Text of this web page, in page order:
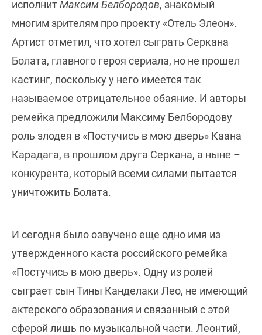
исполнитМаксим Белбородов, знакомый
многим зрителям про проекту «Отель Элеон».
Артист отметил, что хотел сыграть Серкана
Болата, главного героя сериала, но не прошел
кастинг, поскольку у него имеется так
называемое отрицательное обаяние. И авторы
ремейка предложили Максиму Белбородову
роль злодея в «Постучись в мою дверь» Каана
Карадага, в прошлом друга Серкана, а ныне –
конкурента, который всеми силами пытается
уничтожить Болата.
И сегодня было озвучено еще одно имя из
утвержденного каста российского ремейка
«Постучись в мою дверь». Одну из ролей
сыграет сын Тины Канделаки Лео, не имеющий
актерского образования и связанный с этой
сферой лишь по музыкальной части. Леонтий,